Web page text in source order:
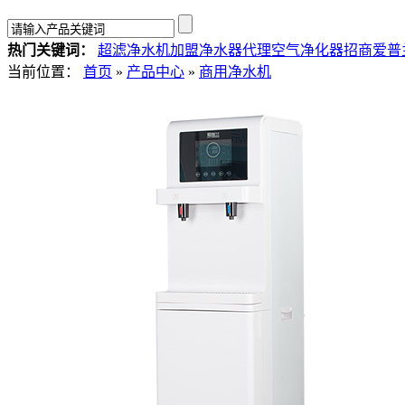
热门关键词： 超滤净水机加盟净水器代理空气净化器招商爱普
当前位置：
首页 » 产品中心 » 商用净水机